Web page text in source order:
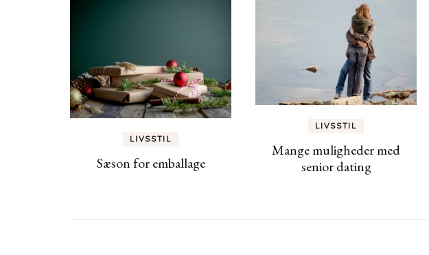
LIVSSTIL
Sæson for emballage
LIVSSTIL
Mange muligheder med
senior dating